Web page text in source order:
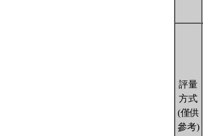
評量
方式
(僅供
參考)